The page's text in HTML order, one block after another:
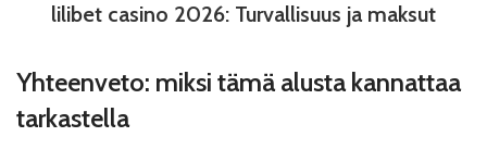
lilibet casino 2026: Turvallisuus ja maksut
Yhteenveto: miksi tämä alusta kannattaa
tarkastella